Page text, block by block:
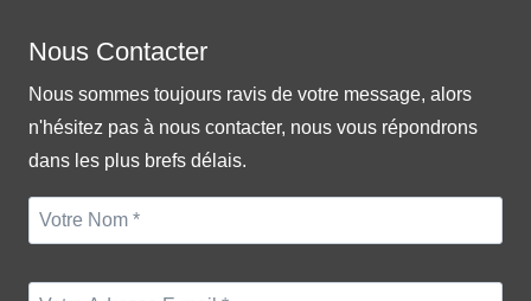
Nous Contacter
Nous sommes toujours ravis de votre message, alors
n'hésitez pas à nous contacter, nous vous répondrons
dans les plus brefs délais.